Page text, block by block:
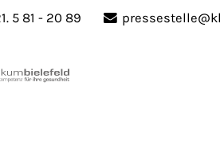
5 81 - 20 89